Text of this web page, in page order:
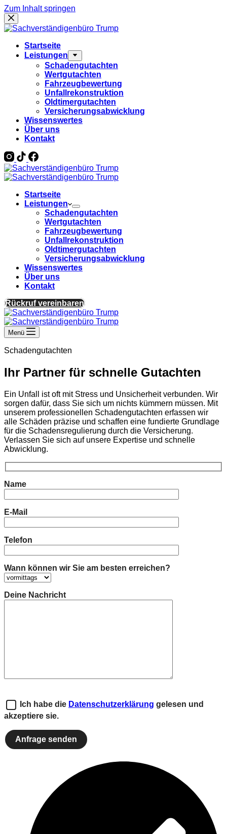
Zum Inhalt springen
Startseite
Leistungen
Schadengutachten
Wertgutachten
Fahrzeugbewertung
Unfallrekonstruktion
Oldtimergutachten
Versicherungsabwicklung
Wissenswertes
Über uns
Kontakt
Startseite
Leistungen
Schadengutachten
Wertgutachten
Fahrzeugbewertung
Unfallrekonstruktion
Oldtimergutachten
Versicherungsabwicklung
Wissenswertes
Über uns
Kontakt
Rückruf vereinbaren
Menü
Schadengutachten
Ihr Partner für schnelle Gutachten
Ein Unfall ist oft mit Stress und Unsicherheit verbunden. Wir
sorgen dafür, dass Sie sich um nichts kümmern müssen. Mit
unserem professionellen Schadengutachten erfassen wir
alle Schäden präzise und schaffen eine fundierte Grundlage
für die Schadensregulierung durch die Versicherung.
Verlassen Sie sich auf unsere Expertise und schnelle
Abwicklung.
Name
E-Mail
Telefon
Wann können wir Sie am besten erreichen?
Deine Nachricht
Ich habe die Datenschutzerklärung gelesen und
akzeptiere sie.